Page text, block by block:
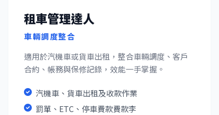
租車管理達人
車輛調度整合
適用於汽機車或貨車出租，整合車輛調度、客戶
合約、帳務與保修記錄，效能一手掌握。
汽機車、貨車出租及收款作業
罰單、ETC、停車費款費款李